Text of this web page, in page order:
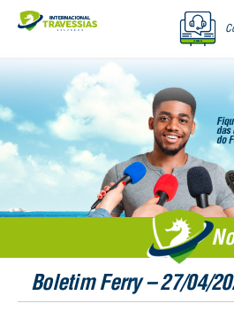
Boletim Ferry – 27/04/